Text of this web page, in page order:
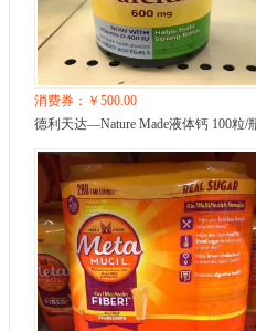
消费券：￥500.00
德利天达—Nature Made液体钙 100粒/